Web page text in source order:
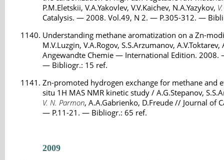
P.M.Eletskii, V.A.Yakovlev, V.V.Kaichev, N.A.Yazykov,
Catalysis. — 2008. Vol.49, N 2. — P.305-312. —
Understanding methane aromatization on a Zn-
M.V.Luzgin, V.A.Rogov, S.S.Arzumanov,
Angewandte Chemie — International Edition.
— Bibliogr.: 15 ref.
Zn-promoted hydrogen exchange for methane and
situ 1H MAS NMR kinetic study / A.G.Stepanov,
V. N. Parmon, A.A.Gabrienko, D.Freude // Journal
— P.11-21. — Bibliogr.: 65 ref.
2009